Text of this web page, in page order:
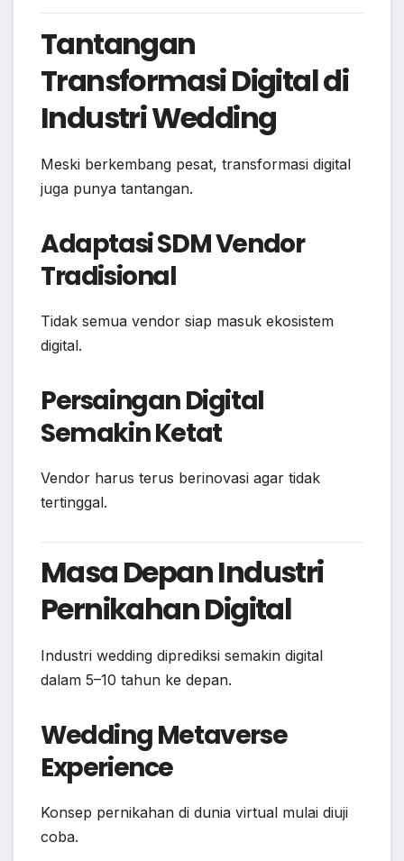
Tantangan
Transformasi Digital di
Industri Wedding
Meski berkembang pesat, transformasi digital
juga punya tantangan.
Adaptasi SDM Vendor
Tradisional
Tidak semua vendor siap masuk ekosistem
digital.
Persaingan Digital
Semakin Ketat
Vendor harus terus berinovasi agar tidak
tertinggal.
Masa Depan Industri
Pernikahan Digital
Industri wedding diprediksi semakin digital
dalam 5–10 tahun ke depan.
Wedding Metaverse
Experience
Konsep pernikahan di dunia virtual mulai diuji
coba.